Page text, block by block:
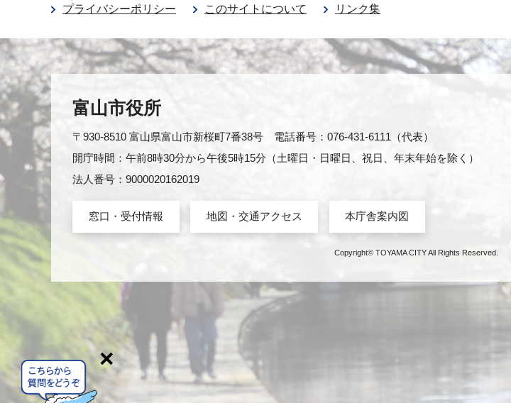
プライバシーポリシー このサイトについて リンク集
富山市役所
〒930-8510 富山県富山市新桜町7番38号 電話番号：076-431-6111（代表）
開庁時間：午前8時30分から午後5時15分（土曜日・日曜日、祝日、年末年始を除く）
法人番号：9000020162019
窓口・受付情報 地図・交通アクセス 本庁舎案内図
Copyright© TOYAMA CITY All Rights Reserved.
×